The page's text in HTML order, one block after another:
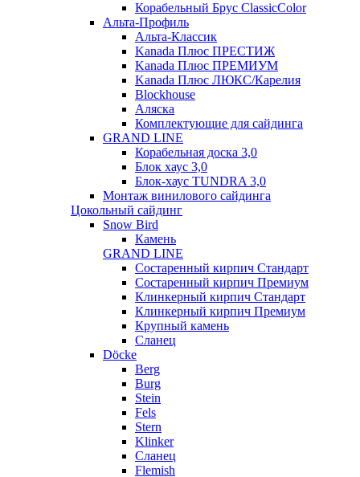
Корабельный Брус ClassicColor
Альта-Профиль
Альта-Классик
Kanada Плюс ПРЕСТИЖ
Kanada Плюс ПРЕМИУМ
Kanada Плюс ЛЮКС/Карелия
Blockhouse
Аляска
Комплектующие для сайдинга
GRAND LINE
Корабельная доска 3,0
Блок хаус 3,0
Блок-хаус TUNDRA 3,0
Монтаж винилового сайдинга
Цокольный сайдинг
Snow Bird
Камень
GRAND LINE
Состаренный кирпич Стандарт
Состаренный кирпич Премиум
Клинкерный кирпич Стандарт
Клинкерный кирпич Премиум
Крупный камень
Сланец
Döcke
Berg
Burg
Stein
Fels
Stern
Klinker
Сланец
Flemish